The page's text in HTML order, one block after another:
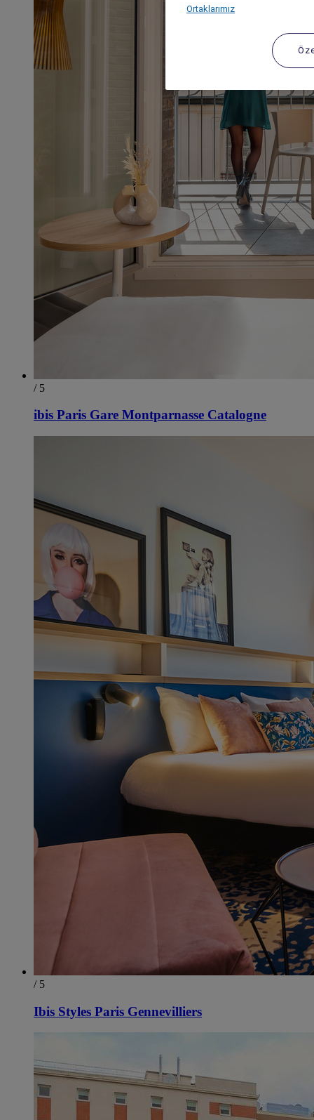
/ 5
ibis Paris Gare Montparnasse Catalogne
/ 5
Ibis Styles Paris Gennevilliers
Ortaklarımız